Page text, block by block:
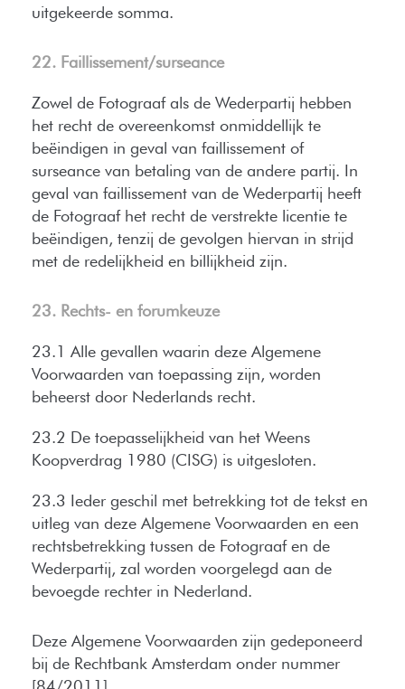
uitgekeerde somma.
22. Faillissement/surseance
Zowel de Fotograaf als de Wederpartij hebben
het recht de overeenkomst onmiddellijk te
beëindigen in geval van faillissement of
surseance van betaling van de andere partij. In
geval van faillissement van de Wederpartij heeft
de Fotograaf het recht de verstrekte licentie te
beëindigen, tenzij de gevolgen hiervan in strijd
met de redelijkheid en billijkheid zijn.
23. Rechts- en forumkeuze
23.1 Alle gevallen waarin deze Algemene
Voorwaarden van toepassing zijn, worden
beheerst door Nederlands recht.
23.2 De toepasselijkheid van het Weens
Koopverdrag 1980 (CISG) is uitgesloten.
23.3 Ieder geschil met betrekking tot de tekst en
uitleg van deze Algemene Voorwaarden en een
rechtsbetrekking tussen de Fotograaf en de
Wederpartij, zal worden voorgelegd aan de
bevoegde rechter in Nederland.
Deze Algemene Voorwaarden zijn gedeponeerd
bij de Rechtbank Amsterdam onder nummer
[84/2011].